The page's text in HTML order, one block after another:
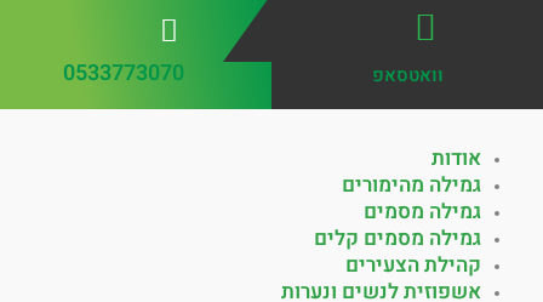
וואטסאפ 0533773070
אודות
גמילה מהימורים
גמילה מסמים
גמילה מסמים קלים
קהילת הצעירים
אשפוזית לנשים ונערות